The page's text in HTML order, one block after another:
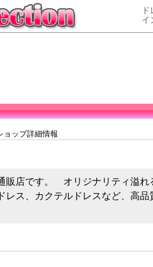
イ
ョップ詳細情報
販店です。 オリジナリティ溢れ
レス、カクテルドレスなど、高